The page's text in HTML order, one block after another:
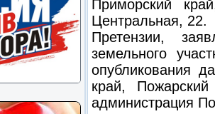
Приморский
Центральная, 22.
Претензии,
земельного
опубликования
край,
администрация